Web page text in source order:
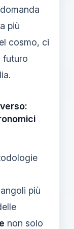
più
cosmo, ci
futuro
più
non solo